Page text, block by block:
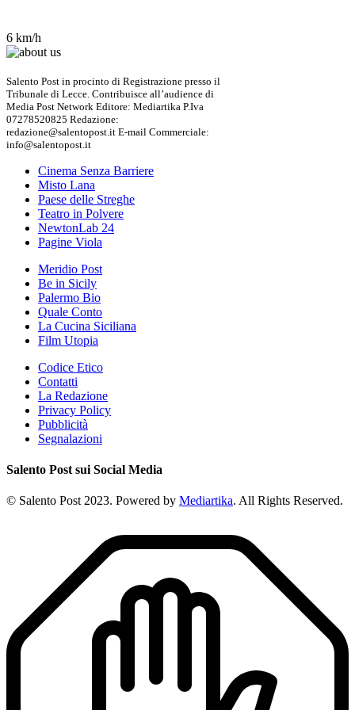
6 km/h
Salento Post in procinto di Registrazione presso il
Tribunale di Lecce. Contribuisce all’audience di
Media Post Network Editore: Mediartika P.Iva
07278520825 Redazione:
redazione@salentopost.it E-mail Commerciale:
info@salentopost.it
Cinema Senza Barriere
Misto Lana
Paese delle Streghe
Teatro in Polvere
NewtonLab 24
Pagine Viola
Meridio Post
Be in Sicily
Palermo Bio
Quale Conto
La Cucina Siciliana
Film Utopia
Codice Etico
Contatti
La Redazione
Privacy Policy
Pubblicità
Segnalazioni
Salento Post sui Social Media
© Salento Post 2023. Powered by Mediartika. All Rights Reserved.